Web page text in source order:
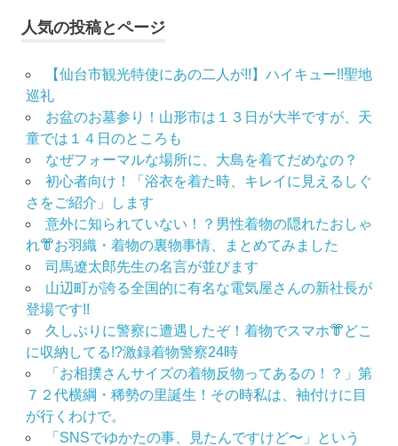
人気の投稿とページ
【仙台市観光特使にあの二人が!!】ハイキュー!!聖地
巡礼
お盆のお墓参り！山形市は１３日が大半ですが、天
童では１４日のところも
なぜフォーマルな場所に、大島を着てだめなの？
初心者向け！「浴衣を着た時、キレイに見えるしぐ
さをご紹介」します
意外に知られていない！？男性着物の隠れたおしゃ
れ👘お羽織・着物の裏物事情、まとめてみました
司馬遼太郎先生の名言が並びます
山辺町が誇る全国的に有名な電気屋さんの新社長が
登場です!!
久しぶりに警察に遭遇したぞ！着物でスマホ👘どこ
に収納してる!?激録着物警察24時
「お相撲さんサイズの着物反物ってあるの！？」第
７２代横綱・稀勢の里誕生！その時私は、袖付けに目
が行くわけで。
「SNSでゆかたの事、見たんですけど〜」という